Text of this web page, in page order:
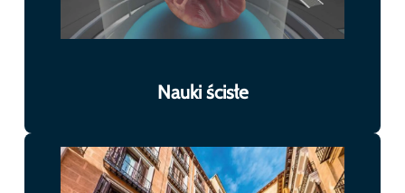
Nauki ścisłe